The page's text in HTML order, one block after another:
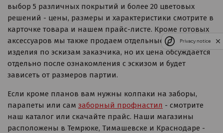
выбор 5 различных покрытий и более 20 цветовых
решений - цены, размеры и характеристики смотрите в
карточке товара и нашем прайс-листе. Кроме готовых
аксессуаров мы также продаем отдельные фасонные
изделия по эскизам заказчика, но их цена обсуждается
отдельно после ознакомления с эскизом и будет
зависеть от размеров партии.
Если кроме планов вам нужны колпаки на заборы,
парапеты или сам заборный профнастил - смотрите
наш каталог или скачайте прайс. Наши магазины
расположены в Темрюке, Тимашевске и Краснодаре -
Privacy notice